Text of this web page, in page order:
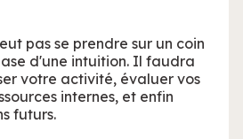
pas se prendre sur un coin
d'une intuition. Il faudra
votre activité, évaluer vos
internes, et enfin
futurs.